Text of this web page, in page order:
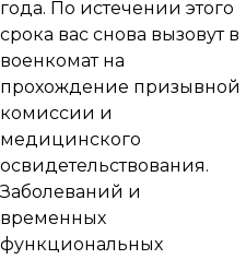
года. По истечении этого
срока вас снова вызовут в
военкомат на
прохождение призывной
комиссии и
медицинского
освидетельствования.
Заболеваний и
временных
функциональных